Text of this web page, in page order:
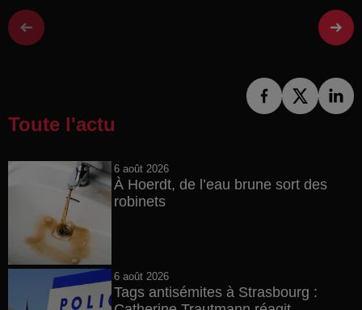
Toute l'actu
6 août 2026
À Hoerdt, de l’eau brune sort des
robinets
6 août 2026
Tags antisémites à Strasbourg :